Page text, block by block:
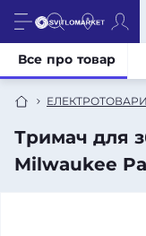
ЕЛЕКТРОТОВАРИ
Тримач для
Milwaukee
Все про товар